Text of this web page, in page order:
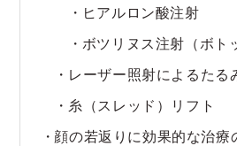
ヒアルロン酸注射
ボツリヌス注射（ボト
レーザー照射によるたる
糸（スレッド）リフト
顔の若返りに効果的な治療